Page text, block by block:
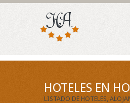
HOTELES EN
LISTADO DE HOTELES,